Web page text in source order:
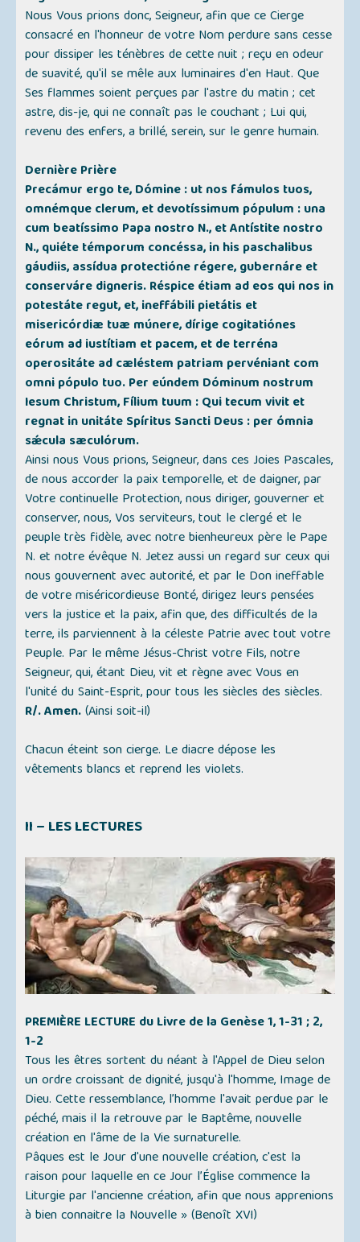
Nous Vous prions donc, Seigneur, afin que ce Cierge
consacré en l'honneur de votre Nom perdure sans cesse
pour dissiper les ténèbres de cette nuit ; reçu en odeur
de suavité, qu'il se mêle aux luminaires d'en Haut. Que
Ses flammes soient perçues par l'astre du matin ; cet
astre, dis-je, qui ne connaît pas le couchant ; Lui qui,
revenu des enfers, a brillé, serein, sur le genre humain.
Dernière Prière
Precámur ergo te, Dómine : ut nos fámulos tuos,
omnémque clerum, et devotíssimum pópulum : una
cum beatíssimo Papa nostro N., et Antístite nostro
N., quiéte témporum concéssa, in his paschalibus
gáudiis, assídua protectióne régere, gubernáre et
conserváre digneris. Réspice étiam ad eos qui nos in
potestáte regut, et, ineffábili pietátis et
misericórdiæ tuæ múnere, dírige cogitatiónes
eórum ad iustítiam et pacem, et de terréna
operositáte ad cæléstem patriam pervéniant com
omni pópulo tuo. Per eúndem Dóminum nostrum
Iesum Christum, Fílium tuum : Qui tecum vivit et
regnat in unitáte Spíritus Sancti Deus : per ómnia
sǽcula sæculórum.
Ainsi nous Vous prions, Seigneur, dans ces Joies Pascales,
de nous accorder la paix temporelle, et de daigner, par
Votre continuelle Protection, nous diriger, gouverner et
conserver, nous, Vos serviteurs, tout le clergé et le
peuple très fidèle, avec notre bienheureux père le Pape
N. et notre évêque N. Jetez aussi un regard sur ceux qui
nous gouvernent avec autorité, et par le Don ineffable
de votre miséricordieuse Bonté, dirigez leurs pensées
vers la justice et la paix, afin que, des difficultés de la
terre, ils parviennent à la céleste Patrie avec tout votre
Peuple. Par le même Jésus-Christ votre Fils, notre
Seigneur, qui, étant Dieu, vit et règne avec Vous en
l'unité du Saint-Esprit, pour tous les siècles des siècles.
R/. Amen.(Ainsi soit-il)
Chacun éteint son cierge. Le diacre dépose les
vêtements blancs et reprend les violets.
II – LES LECTURES
PREMIÈRE LECTURE du Livre de la Genèse 1, 1-31 ; 2,
1-2
Tous les êtres sortent du néant à l'Appel de Dieu selon
un ordre croissant de dignité, jusqu'à l'homme, Image de
Dieu. Cette ressemblance, l’homme l'avait perdue par le
péché, mais il la retrouve par le Baptême, nouvelle
création en l'âme de la Vie surnaturelle.
Pâques est le Jour d'une nouvelle création, c'est la
raison pour laquelle en ce Jour l’Église commence la
Liturgie par l'ancienne création, afin que nous apprenions
à bien connaitre la Nouvelle »(Benoît XVI)